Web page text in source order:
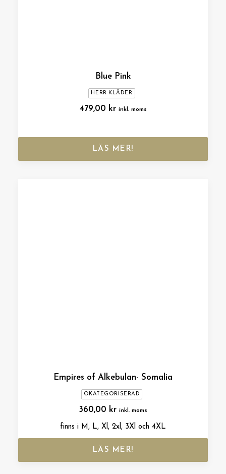
Blue Pink
HERR KLÄDER
479,00 kr inkl. moms
LÄS MER!
Empires of Alkebulan- Somalia
OKATEGORISERAD
360,00 kr inkl. moms
finns i M, L, Xl, 2xl, 3Xl och 4XL
LÄS MER!